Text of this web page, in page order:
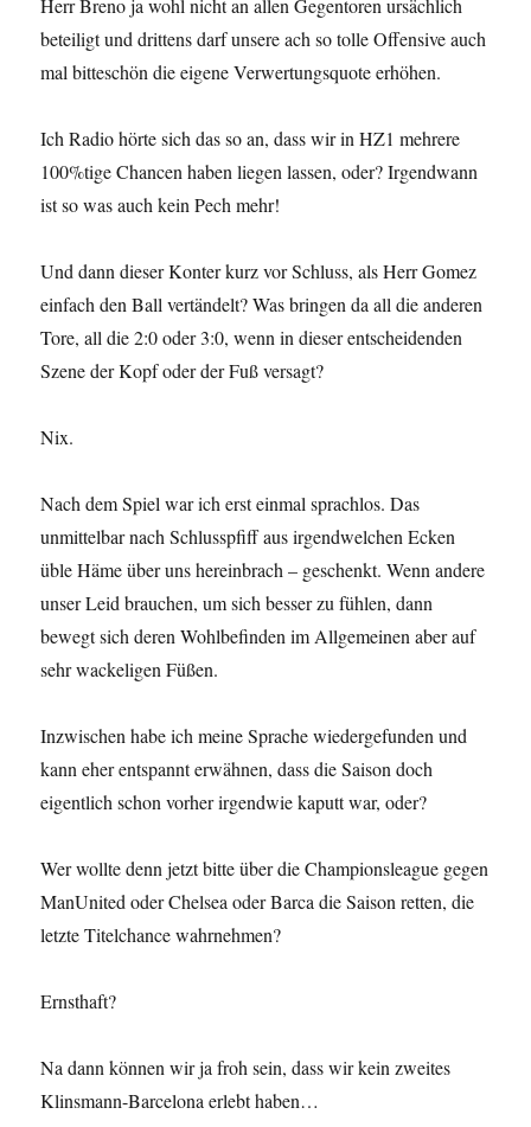
Herr Breno ja wohl nicht an allen Gegentoren ursächlich
beteiligt und drittens darf unsere ach so tolle Offensive auch
mal bitteschön die eigene Verwertungsquote erhöhen.
Ich Radio hörte sich das so an, dass wir in HZ1 mehrere
100%tige Chancen haben liegen lassen, oder? Irgendwann
ist so was auch kein Pech mehr!
Und dann dieser Konter kurz vor Schluss, als Herr Gomez
einfach den Ball vertändelt? Was bringen da all die anderen
Tore, all die 2:0 oder 3:0, wenn in dieser entscheidenden
Szene der Kopf oder der Fuß versagt?
Nix.
Nach dem Spiel war ich erst einmal sprachlos. Das
unmittelbar nach Schlusspfiff aus irgendwelchen Ecken
üble Häme über uns hereinbrach – geschenkt. Wenn andere
unser Leid brauchen, um sich besser zu fühlen, dann
bewegt sich deren Wohlbefinden im Allgemeinen aber auf
sehr wackeligen Füßen.
Inzwischen habe ich meine Sprache wiedergefunden und
kann eher entspannt erwähnen, dass die Saison doch
eigentlich schon vorher irgendwie kaputt war, oder?
Wer wollte denn jetzt bitte über die Championsleague gegen
ManUnited oder Chelsea oder Barca die Saison retten, die
letzte Titelchance wahrnehmen?
Ernsthaft?
Na dann können wir ja froh sein, dass wir kein zweites
Klinsmann-Barcelona erlebt haben…